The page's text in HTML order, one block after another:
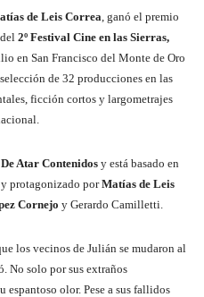
de Leis Correa , ganó el premio
2º Festival Cine en las Sierras,
en San Francisco del Monte de Oro
de 32 producciones en las
ficción cortos y largometrajes
De Atar Contenidos y está basado en
y protagonizado porMatías de Leis
Cornejo y Gerardo Camilletti.
los vecinos de Julián se mudaron al
No solo por sus extraños
olor. Pese a sus fallidos